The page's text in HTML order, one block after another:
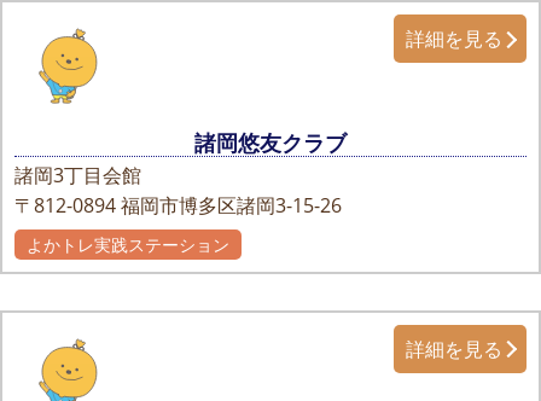
諸岡悠友クラブ
諸岡3丁目会館
〒812-0894福岡市博多区諸岡3-15-26
詳細を見る
よかトレ実践ステーション
詳細を見る